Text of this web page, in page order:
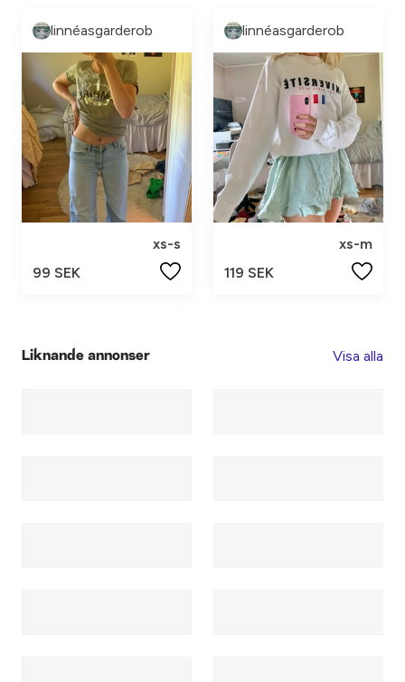
linnéasgarderob
xs-s
99 SEK
linnéasgarderob
xs-m
119 SEK
Liknande annonser Visa alla